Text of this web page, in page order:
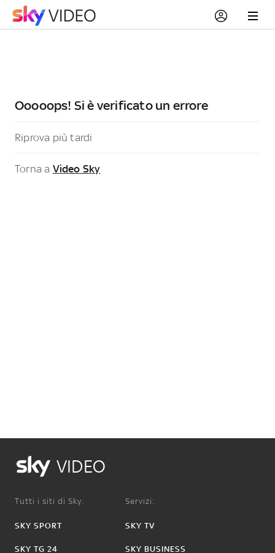
Ooooops! Si è verificato un errore
Riprova più tardi
Torna a Video Sky
VIDEO
Tutti i siti di Sky:
SKY SPORT
SKY TG 24
Servizi:
SKY TV
SKY BUSINESS